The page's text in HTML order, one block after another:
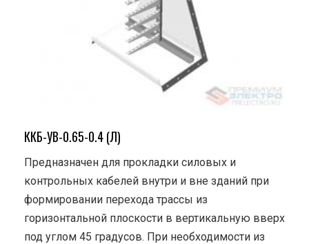
ККБ-УВ-0.65-0.4 (Л)
Предназначен для прокладки силовых и
контрольных кабелей внутри и вне зданий при
формировании перехода трассы из
горизонтальной плоскости в вертикальную вверх
под углом 45 градусов. При необходимости из